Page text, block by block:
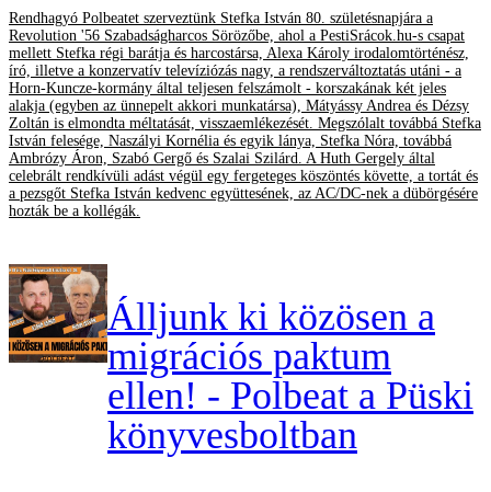
Rendhagyó Polbeatet szerveztünk Stefka István 80. születésnapjára a
Revolution '56 Szabadságharcos Sörözőbe, ahol a PestiSrácok.hu-s csapat
mellett Stefka régi barátja és harcostársa, Alexa Károly irodalomtörténész,
író, illetve a konzervatív televíziózás nagy, a rendszerváltoztatás utáni - a
Horn-Kuncze-kormány által teljesen felszámolt - korszakának két jeles
alakja (egyben az ünnepelt akkori munkatársa), Mátyássy Andrea és Dézsy
Zoltán is elmondta méltatását, visszaemlékezését. Megszólalt továbbá Stefka
István felesége, Naszályi Kornélia és egyik lánya, Stefka Nóra, továbbá
Ambrózy Áron, Szabó Gergő és Szalai Szilárd. A Huth Gergely által
celebrált rendkívüli adást végül egy fergeteges köszöntés követte, a tortát és
a pezsgőt Stefka István kedvenc együttesének, az AC/DC-nek a dübörgésére
hozták be a kollégák.
Álljunk ki közösen a
migrációs paktum
ellen! - Polbeat a Püski
könyvesboltban